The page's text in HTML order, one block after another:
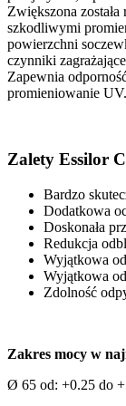
Zwiększona
szkodliwymi
powierzchni
czynniki
Zapewnia
promieniowanie UV.
Zalety Essilor
Bardzo
Dodatkowa
Doskonała
Redukcja
Wyjątkowa
Wyjątkowa
Zdolność
Zakres mocy w
Ø 65 od: +0.25 do